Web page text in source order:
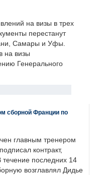
на визы в трех
перестанут
Самары и Уфы.
на визы
Генерального
сборной Франции по
главным тренером
контракт,
течение последних 14
возглавлял Дидье